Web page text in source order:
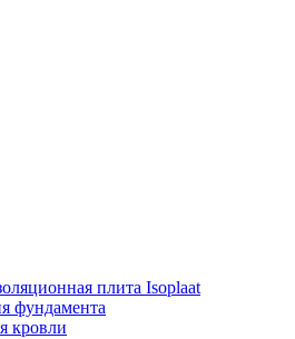
плита Isoplaat
фундамента
кровли